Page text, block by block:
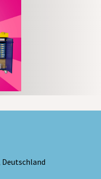
Deutschland